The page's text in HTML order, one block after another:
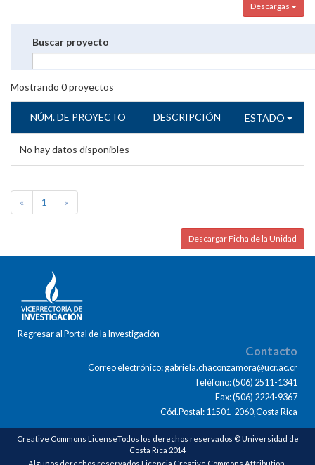
Descargas
Buscar proyecto
Mostrando 0proyectos
NÚM. DE PROYECTO DESCRIPCIÓN ESTADO
No hay datos disponibles
« 1 »
Descargar Ficha de la Unidad
Regresar al Portal de la Investigación
Contacto
Correo electrónico: gabriela.chaconzamora@ucr.ac.cr
Teléfono: (506) 2511-1341
Fax: (506) 2224-9367
Cód.Postal: 11501-2060,Costa Rica
Creative Commons LicenseTodos los derechos reservados © Universidad de
Costa Rica 2014